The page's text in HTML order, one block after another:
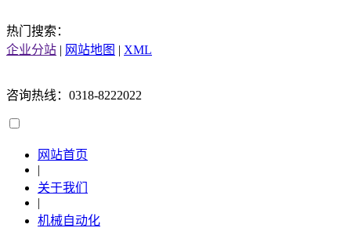
热门搜索：
企业分站 | 网站地图 | XML
咨询热线：0318-8222022
网站首页
|
关于我们
|
机械自动化